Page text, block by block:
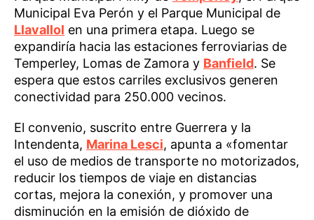
Municipal Eva Perón y el Parque Municipal de
Llavallol en una primera etapa. Luego se
expandiría hacia las estaciones ferroviarias de
Temperley, Lomas de Zamora y Banfield. Se
espera que estos carriles exclusivos generen
conectividad para 250.000 vecinos.
El convenio, suscrito entre Guerrera y la
Intendenta, Marina Lesci, apunta a «fomentar
el uso de medios de transporte no motorizados,
reducir los tiempos de viaje en distancias
cortas, mejora la conexión, y promover una
disminución en la emisión de dióxido de